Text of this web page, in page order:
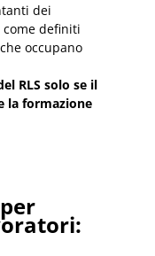
dei
come definiti
occupano
RLS solo se il
la formazione